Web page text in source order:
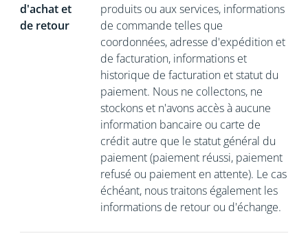
d'achat et
de retour
produits ou aux services, informations
de commande telles que
coordonnées, adresse d'expédition et
de facturation, informations et
historique de facturation et statut du
paiement. Nous ne collectons, ne
stockons et n'avons accès à aucune
information bancaire ou carte de
crédit autre que le statut général du
paiement (paiement réussi, paiement
refusé ou paiement en attente). Le cas
échéant, nous traitons également les
informations de retour ou d'échange.